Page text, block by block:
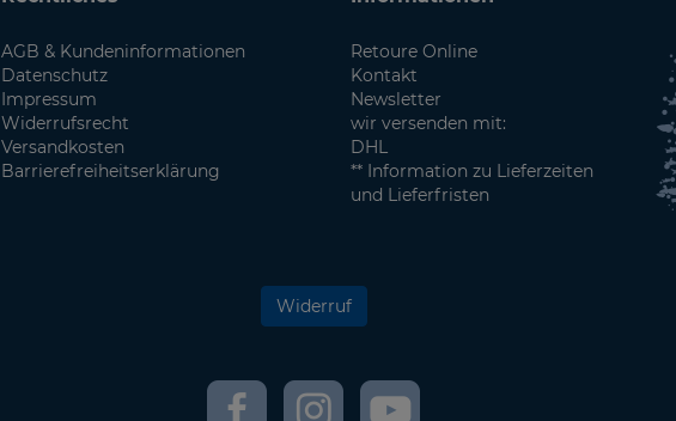
AGB & Kundeninformationen
Datenschutz
Impressum
Widerrufsrecht
Versandkosten
Barrierefreiheitserklärung
Retoure Online
Kontakt
Newsletter
wir versenden mit:
DHL
** Information zu Lieferzeiten
und Lieferfristen
Widerruf